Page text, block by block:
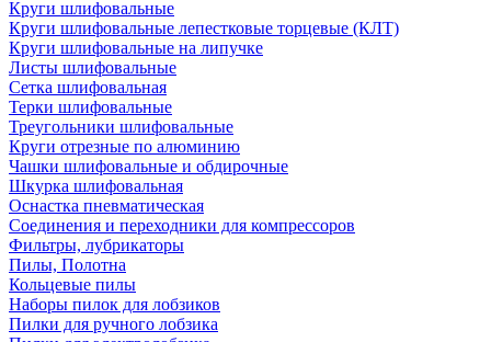
Круги шлифовальные
Круги шлифовальные лепестковые торцевые (КЛТ)
Круги шлифовальные на липучке
Листы шлифовальные
Сетка шлифовальная
Терки шлифовальные
Треугольники шлифовальные
Круги отрезные по алюминию
Чашки шлифовальные и обдирочные
Шкурка шлифовальная
Оснастка пневматическая
Соединения и переходники для компрессоров
Фильтры, лубрикаторы
Пилы, Полотна
Кольцевые пилы
Наборы пилок для лобзиков
Пилки для ручного лобзика